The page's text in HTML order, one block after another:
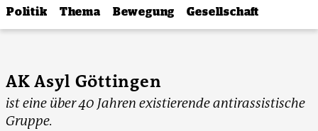
Politik Thema Bewegung Gesellschaft
AK Asyl Göttingen
ist eine über 40 Jahren existierende antirassistische
Gruppe.